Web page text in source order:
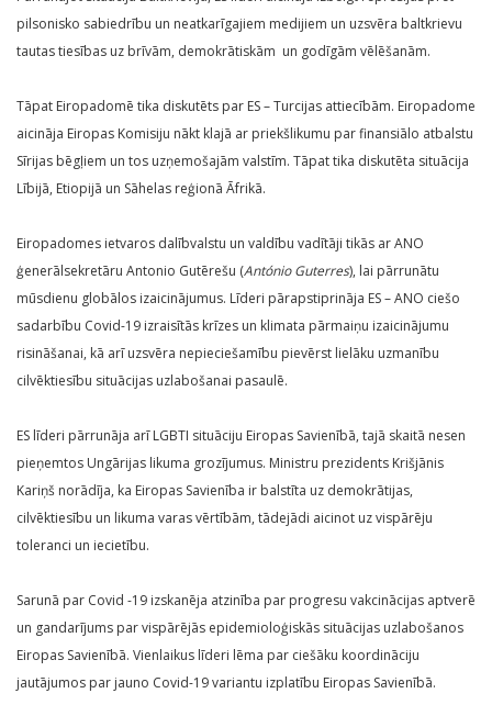
pilsonisko sabiedrību un neatkarīgajiem medijiem un uzsvēra baltkrievu
tautas tiesības uz brīvām, demokrātiskām un godīgām vēlēšanām.
Tāpat Eiropadomē tika diskutēts par ES – Turcijas attiecībām. Eiropadome
aicināja Eiropas Komisiju nākt klajā ar priekšlikumu par finansiālo atbalstu
Sīrijas bēgļiem un tos uzņemošajām valstīm. Tāpat tika diskutēta situācija
Lībijā, Etiopijā un Sāhelas reģionā Āfrikā.
Eiropadomes ietvaros dalībvalstu un valdību vadītāji tikās ar ANO
ģenerālsekretāru Antonio Gutērešu (António Guterres), lai pārrunātu
mūsdienu globālos izaicinājumus. Līderi pārapstiprināja ES – ANO ciešo
sadarbību Covid-19 izraisītās krīzes un klimata pārmaiņu izaicinājumu
risināšanai, kā arī uzsvēra nepieciešamību pievērst lielāku uzmanību
cilvēktiesību situācijas uzlabošanai pasaulē.
ES līderi pārrunāja arī LGBTI situāciju Eiropas Savienībā, tajā skaitā nesen
pieņemtos Ungārijas likuma grozījumus. Ministru prezidents Krišjānis
Kariņš norādīja, ka Eiropas Savienība ir balstīta uz demokrātijas,
cilvēktiesību un likuma varas vērtībām, tādejādi aicinot uz vispārēju
toleranci un iecietību.
Sarunā par Covid -19 izskanēja atzinība par progresu vakcinācijas aptverē
un gandarījums par vispārējās epidemioloģiskās situācijas uzlabošanos
Eiropas Savienībā. Vienlaikus līderi lēma par ciešāku koordināciju
jautājumos par jauno Covid-19 variantu izplatību Eiropas Savienībā.